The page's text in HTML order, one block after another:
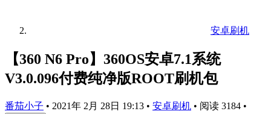
安卓刷机
【360 N6 Pro】360OS安卓7.1系统
V3.0.096付费纯净版ROOT刷机包
番茄小子 • 2021年 2月 28日 19:13 • 安卓刷机 • 阅读 3184 •